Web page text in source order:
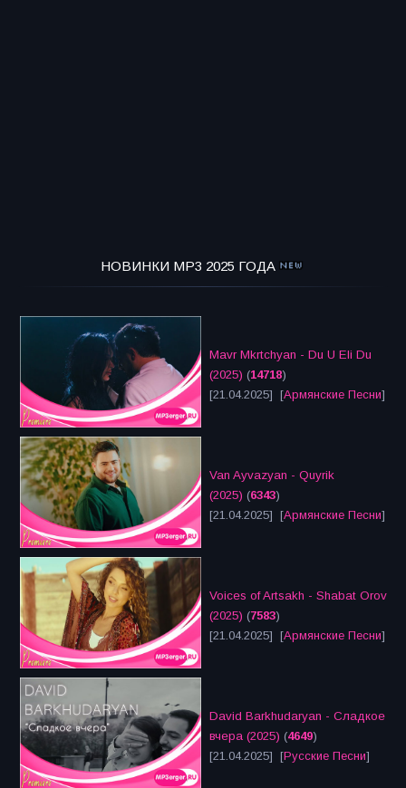
НОВИНКИ MP3 2025 ГОДА
Mavr Mkrtchyan - Du U Eli Du
(2025) (14718)
[21.04.2025] [Армянские Песни]
Van Ayvazyan - Quyrik
(2025) (6343)
[21.04.2025] [Армянские Песни]
Voices of Artsakh - Shabat Orov
(2025) (7583)
[21.04.2025] [Армянские Песни]
David Barkhudaryan - Сладкое
вчера (2025) (4649)
[21.04.2025] [Русские Песни]